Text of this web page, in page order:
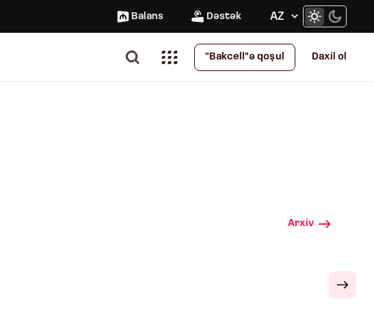
Balans Dəstək AZ
"Bakcell"ə qoşul Daxil ol
Arxiv